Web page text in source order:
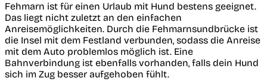
Fehmarn ist für einen Urlaub mit Hund bestens geeignet.
Das liegt nicht zuletzt an den einfachen
Anreisemöglichkeiten. Durch die Fehmarnsundbrücke ist
die Insel mit dem Festland verbunden, sodass die Anreise
mit dem Auto problemlos möglich ist. Eine
Bahnverbindung ist ebenfalls vorhanden, falls dein Hund
sich im Zug besser aufgehoben fühlt.